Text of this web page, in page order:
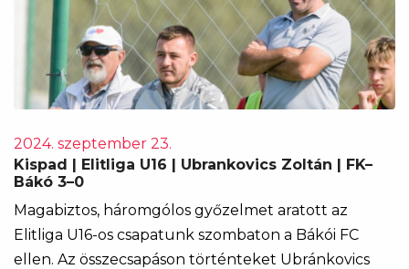
2024. szeptember 23.
Kispad | Elitliga U16 | Ubrankovics Zoltán | FK–
Bákó 3–0
Magabiztos, háromgólos győzelmet aratott az
Elitliga U16-os csapatunk szombaton a Bákói FC
ellen. Az összecsapáson történteket Ubránkovics